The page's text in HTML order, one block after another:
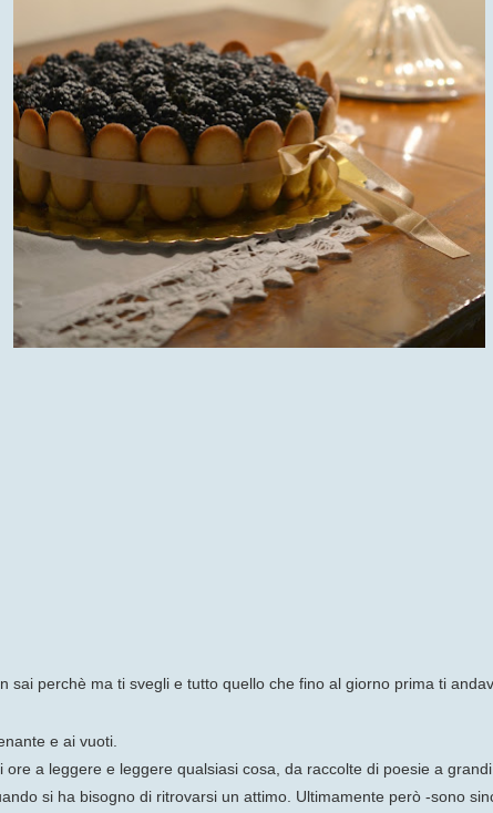
sai perchè ma ti svegli e tutto quello che fino al giorno prima ti
e ai vuoti.
a leggere e leggere qualsiasi cosa, da raccolte di poesie a grandi
si ha bisogno di ritrovarsi un attimo. Ultimamente però -sono